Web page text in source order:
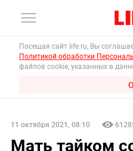
Посещая сайт life.ru, Вы
Политикой обработки
файлов cookie, указанных в
11 октября 2021, 08:10
Мать тайком